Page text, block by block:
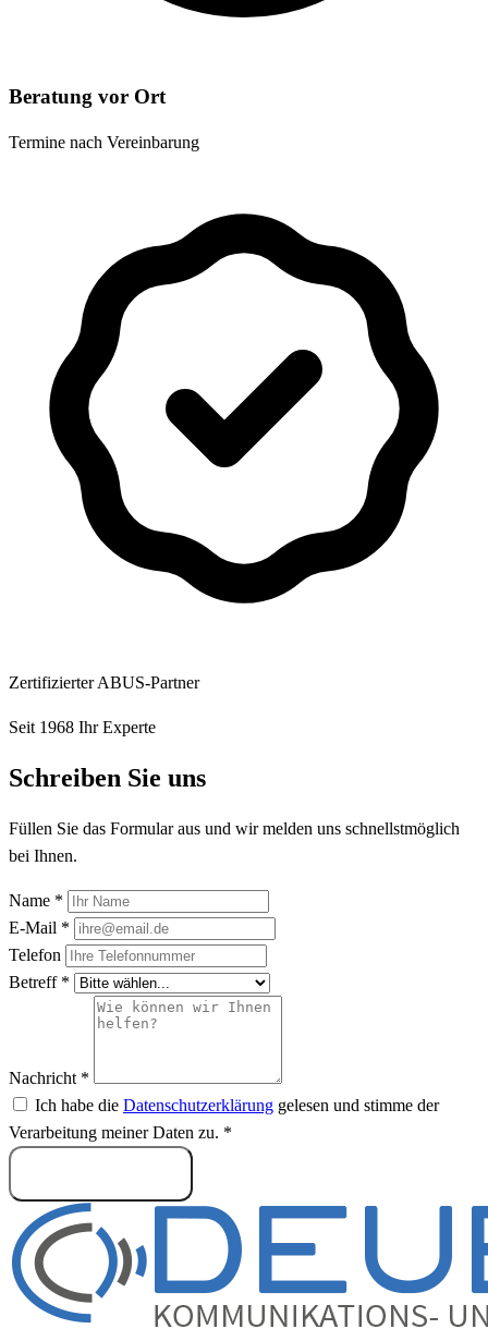
Beratung vor Ort
Termine nach Vereinbarung
Zertifizierter ABUS-Partner
Seit 1968 Ihr Experte
Schreiben Sie uns
Füllen Sie das Formular aus und wir melden uns schnellstmöglich
bei Ihnen.
Name *
E-Mail *
Telefon
Betreff *
Nachricht *
Ich habe die Datenschutzerklärung gelesen und stimme der
Verarbeitung meiner Daten zu. *